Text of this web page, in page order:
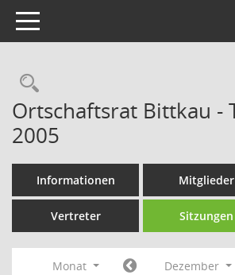
Toggle navigation
Rechercheauswahl
Ortschaftsrat Bittkau -
2005
Informationen Mitglieder
Vertreter Sitzungen
Monat Dezember